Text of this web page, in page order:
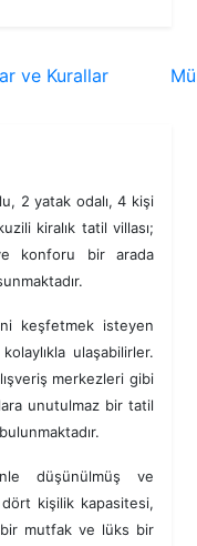
ve Kurallar
2 yatak odalı, 4 kişi
kiralık tatil villası;
konforu bir arada
keşfetmek isteyen
ulaşabilirler.
merkezleri gibi
unutulmaz bir tatil
düşünülmüş ve
dört kişilik kapasitesi,
bir mutfak ve lüks bir